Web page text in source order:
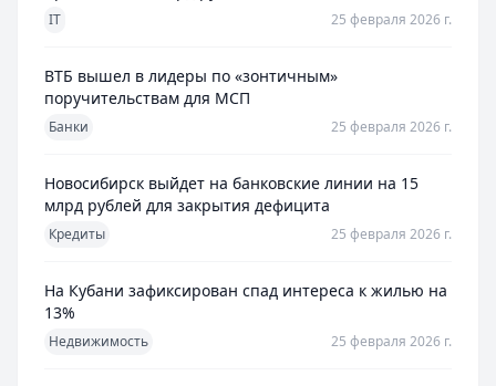
IT 25 февраля 2026 г.
ВТБ вышел в лидеры по «зонтичным»
поручительствам для МСП
Банки 25 февраля 2026 г.
Новосибирск выйдет на банковские линии на 15
млрд рублей для закрытия дефицита
Кредиты 25 февраля 2026 г.
На Кубани зафиксирован спад интереса к жилью на
13%
Недвижимость 25 февраля 2026 г.